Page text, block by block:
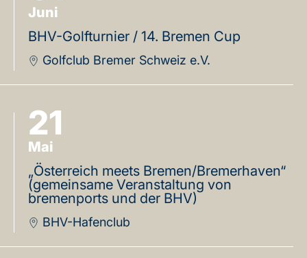
Juni
BHV-Golfturnier / 14. Bremen Cup
Golfclub Bremer Schweiz e.V.
21
Mai
„Österreich meets Bremen/Bremerhaven“
(gemeinsame Veranstaltung von
bremenports und der BHV)
BHV-Hafenclub